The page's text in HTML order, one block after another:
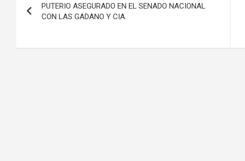
de
PUTERIO ASEGURADO EN EL SENADO NACIONAL
CON LAS GADANO Y CIA.